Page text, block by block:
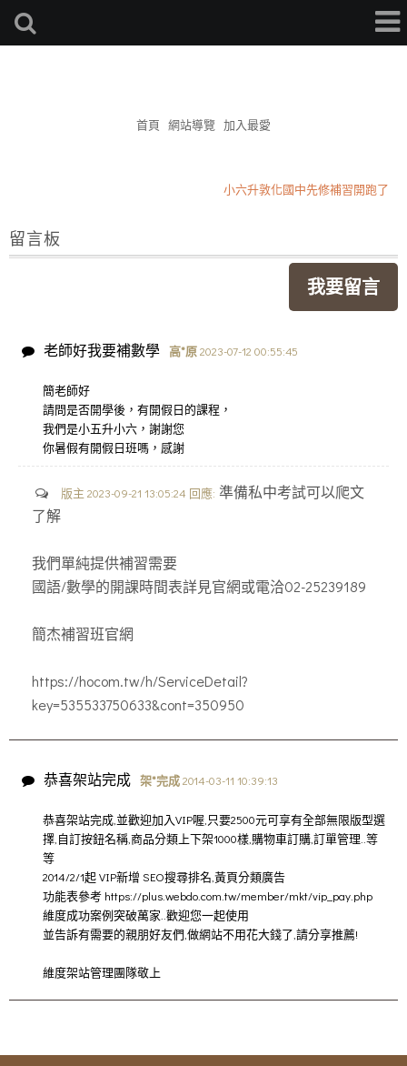
首頁 網站導覽 加入最愛
小六升敦化國中先修補習開跑了
小六升敦化國中先修補習開跑了
2026升私中小四小五班
留言板
我要留言
老師好我要補數學 高*原2023-07-12 00:55:45
簡老師好
請問是否開學後，有開假日的課程，
我們是小五升小六，謝謝您
你暑假有開假日班嗎，感謝
版主 2023-09-21 13:05:24 回應: 準備私中考試可以爬文
了解
我們單純提供補習需要
國語/數學的開課時間表詳見官網或電洽02-25239189
簡杰補習班官網
https://hocom.tw/h/ServiceDetail?
key=535533750633&cont=350950
恭喜架站完成 架*完成2014-03-11 10:39:13
恭喜架站完成,並歡迎加入VIP喔,只要2500元可享有全部無限版型選
擇,自訂按鈕名稱,商品分類上下架1000樣,購物車訂購,訂單管理..等
等
2014/2/1起 VIP新增 SEO搜尋排名,黃頁分類廣告
功能表參考 https://plus.webdo.com.tw/member/mkt/vip_pay.php
維度成功案例突破萬家..歡迎您一起使用
並告訴有需要的親朋好友們,做網站不用花大錢了,請分享推薦!
維度架站管理團隊敬上